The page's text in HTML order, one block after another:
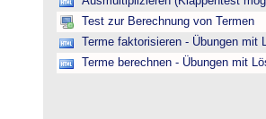
Test zur Berechnung von Termen
Terme faktorisieren - Übungen mit
Terme berechnen - Übungen mit